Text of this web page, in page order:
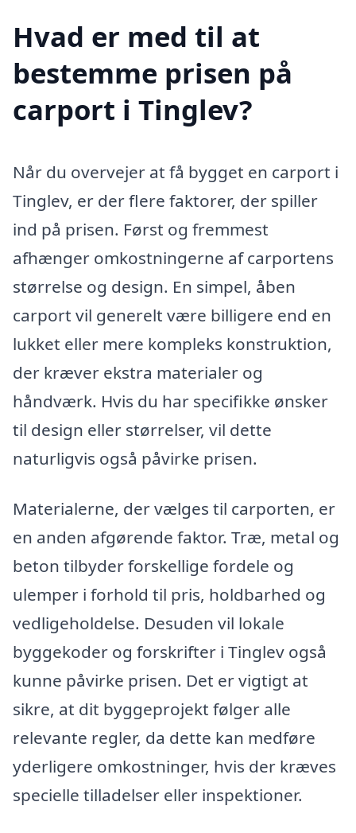
Hvad er med til at
bestemme prisen på
carport i Tinglev?
Når du overvejer at få bygget en carport i
Tinglev, er der flere faktorer, der spiller
ind på prisen. Først og fremmest
afhænger omkostningerne af carportens
størrelse og design. En simpel, åben
carport vil generelt være billigere end en
lukket eller mere kompleks konstruktion,
der kræver ekstra materialer og
håndværk. Hvis du har specifikke ønsker
til design eller størrelser, vil dette
naturligvis også påvirke prisen.
Materialerne, der vælges til carporten, er
en anden afgørende faktor. Træ, metal og
beton tilbyder forskellige fordele og
ulemper i forhold til pris, holdbarhed og
vedligeholdelse. Desuden vil lokale
byggekoder og forskrifter i Tinglev også
kunne påvirke prisen. Det er vigtigt at
sikre, at dit byggeprojekt følger alle
relevante regler, da dette kan medføre
yderligere omkostninger, hvis der kræves
specielle tilladelser eller inspektioner.